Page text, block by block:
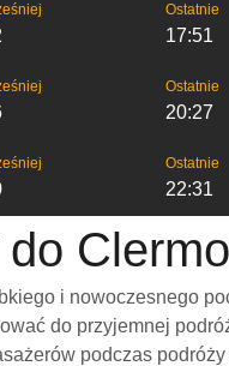
Ostatnie
17:51
Ostatnie
20:27
Ostatnie
22:31
i nowoczesnego
do przyjemnej
podczas